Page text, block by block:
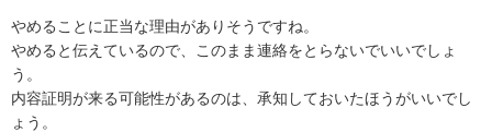
やめることに正当な理由がありそうですね。
やめると伝えているので、このまま連絡をとらないでいいでしょ
う。
内容証明が来る可能性があるのは、承知しておいたほうがいいでし
ょう。